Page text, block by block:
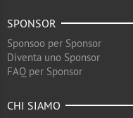
SPONSOR
Sponsoo per Sponsor
Diventa uno Sponsor
FAQ per Sponsor
CHI SIAMO